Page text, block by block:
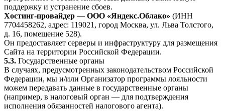
поддержку и устранение сбоев.
Хостинг-провайдер — ООО «Яндекс.Облако» (ИНН
7704458262, адрес: 119021, город Москва, ул. Льва Толстого,
д. 16, помещение 528).
Он предоставляет серверы и инфраструктуру для размещения
Сайта на территории Российской Федерации.
5.3. Государственные органы
В случаях, предусмотренных законодательством Российской
Федерации, мы и/или Организатор программы лояльности
можем передавать данные в государственные органы
(например, в налоговый орган — для подтверждения
исполнения обязанностей налогового агента).